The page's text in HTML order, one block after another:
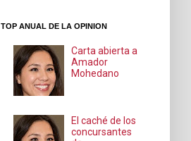
TOP ANUAL DE LA OPINION
Carta abierta a
Amador
Mohedano
El caché de los
concursantes